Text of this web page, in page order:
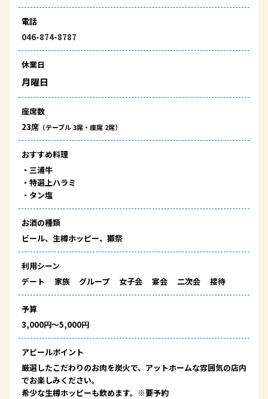
電話
046-874-8787
休業日
月曜日
座席数
23席（テーブル 3席・座席 2席）
おすすめ料理
・ 三浦牛
・ 特選上ハラミ
・ タン塩
お酒の種類
ビール、生樽ホッピー、獺祭
利用シーン
デート
家族 グループ 女子会 宴会 二次会 接待
予算
3,000円～5,000円
アピールポイント
厳選したこだわりのお肉を炭火で、アットホームな雰囲気の店内
でお楽しみください。
希少な生樽ホッピーも飲めます。※要予約